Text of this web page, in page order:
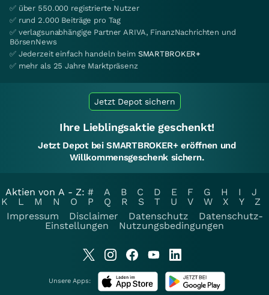
✅ über 550.000 registrierte Nutzer
✅ rund 2.000 Beiträge pro Tag
✅ verlagsunabhängige Partner ARIVA, FinanzNachrichten und
BörsenNews
✅ Jederzeit einfach handeln beim SMARTBROKER+
✅ mehr als 25 Jahre Marktpräsenz
Jetzt Depot sichern
Ihre Lieblingsaktie geschenkt!
Jetzt Depot bei SMARTBROKER+ eröffnen und
Willkommensgeschenk sichern.
Aktien von A - Z: # A B C D E F G H I
J
K
L M N O P Q R S T U V W X Y
Z
Impressum
Disclaimer Datenschutz
Datenschutz-
Einstellungen
Nutzungsbedingungen
Unsere Apps: